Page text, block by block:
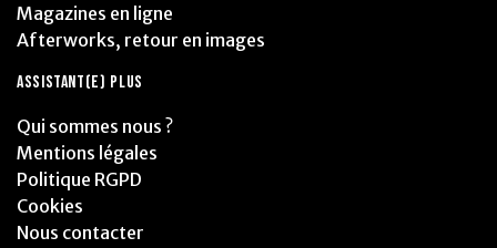
Magazines en ligne
Afterworks, retour en images
ASSISTANT(E) PLUS
Qui sommes nous ?
Mentions légales
Politique RGPD
Cookies
Nous contacter